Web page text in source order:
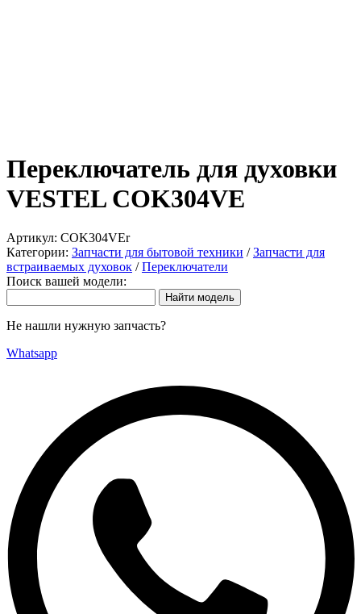
Переключатель для духовки
VESTEL COK304VE
Артикул: COK304VEr
Категории: Запчасти для бытовой техники /Запчасти для
встраиваемых духовок /Переключатели
Поиск вашей модели:
Не нашли нужную запчасть?
Whatsapp